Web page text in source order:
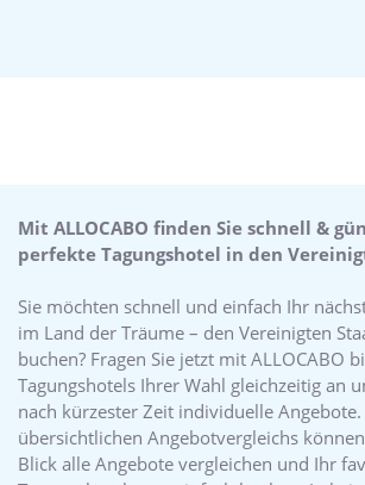
Mit ALLOCABO finden Sie schnell &
perfekte Tagungshotel in den
Sie möchten schnell und einfach Ihr
im Land der Träume – den Vereinigten
buchen? Fragen Sie jetzt mit ALLOCABO
Tagungshotels Ihrer Wahl gleichzeitig an
nach kürzester Zeit individuelle
übersichtlichen Angebotvergleichs
Blick alle Angebote vergleichen und Ihr